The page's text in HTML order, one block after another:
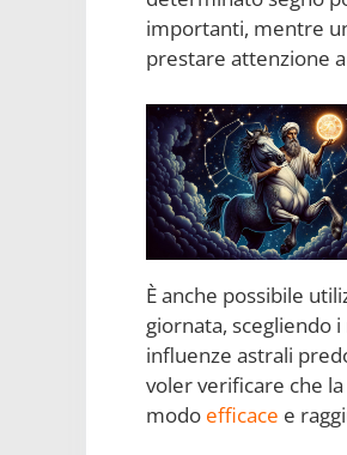
importanti, mentre
prestare attenzione
È anche possibile
giornata, scegliendo
influenze astrali
voler verificare che
modo efficace e